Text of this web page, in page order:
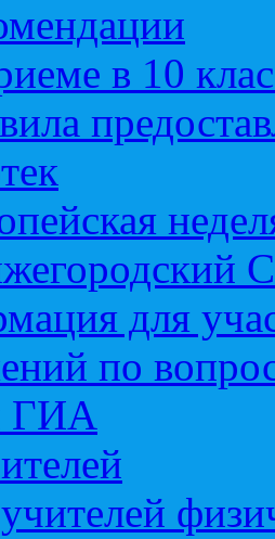
в 10
для
по
ГИА